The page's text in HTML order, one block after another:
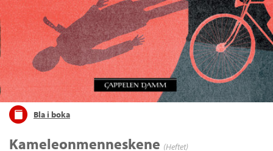
Bla i boka
Kameleonmenneskene (Heftet)